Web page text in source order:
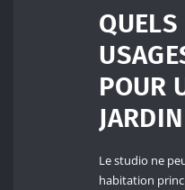
POUR
Le studio ne
habitation